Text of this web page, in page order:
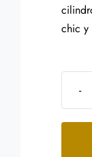
chic y